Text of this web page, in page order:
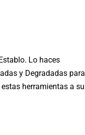
Lo haces
y Degradadas para
herramientas a su